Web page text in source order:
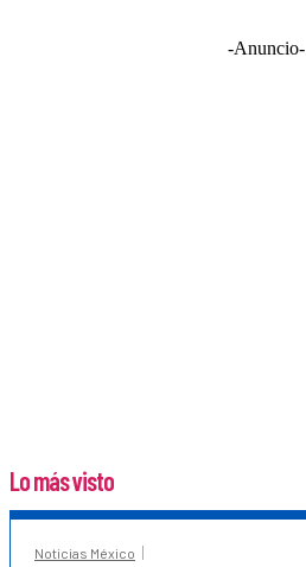
-Anuncio-
Lo más visto
Noticias México